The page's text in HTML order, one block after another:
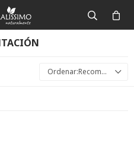
Recomendados